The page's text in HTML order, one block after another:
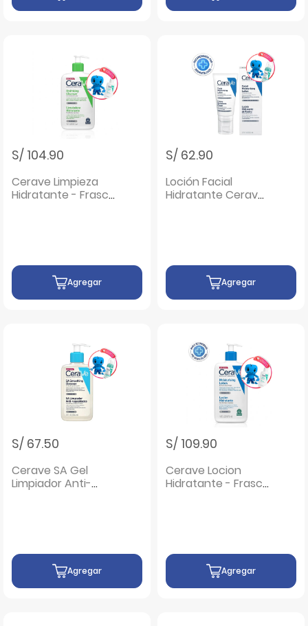
S/ 104.90
Cerave Limpieza
Hidratante - Frasco
Agregar
S/ 62.90
Loción Facial
Hidratante Cerave
Agregar
S/ 67.50
Cerave SA Gel
Limpiador Anti-
Agregar
S/ 109.90
Cerave Locion
Hidratante - Frasco
Agregar